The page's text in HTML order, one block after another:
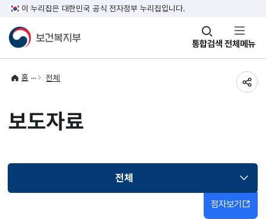
이 누리집은 대한민국 공식 전자정부 누리집입니다.
통합검색
창
열기 전체메뉴
홈 전체
보도자료
전체선택됨
점자보기